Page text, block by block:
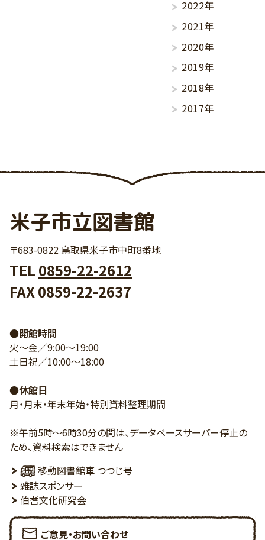
2022年
2021年
2020年
2019年
2018年
2017年
米子市立図書館
〒683-0822 鳥取県米子市中町8番地
TEL 0859-22-2612
FAX 0859-22-2637
●開館時間
火～金／9:00～19:00
土日祝／10:00～18:00
●休館日
月・月末・年末年始・特別資料整理期間
※午前5時～6時30分の間は、データベースサーバー停止の
ため、資料検索はできません
移動図書館車 つつじ号
雑誌スポンサー
伯耆文化研究会
ご意見・お問い合わせ